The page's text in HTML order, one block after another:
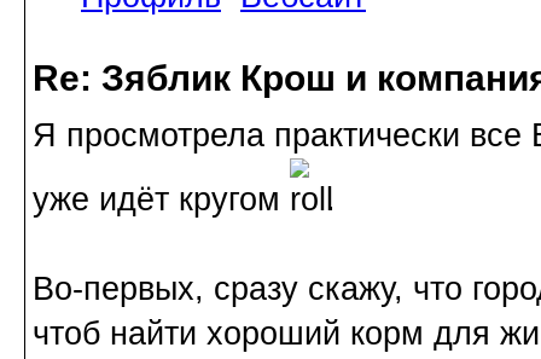
Re: Зяблик Крош и
Я просмотрела практически
уже идёт кругом
.
Во-первых, сразу скажу, что
чтоб найти хороший корм для